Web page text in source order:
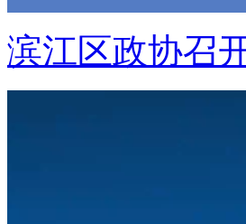
滨江区政协召